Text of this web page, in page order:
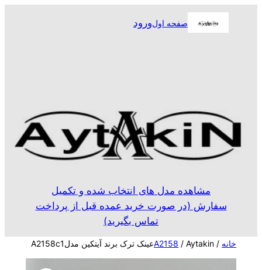
صفحه اولورود
مشاهده مدل های انتخاب شده و تکمیل
سفارش (در صورت خرید عمده قبل از پرداخت
تماس بگیرید)
خانه /
A2158 / Aytakinعینک ترک برند آیتکین مدلA2158c1